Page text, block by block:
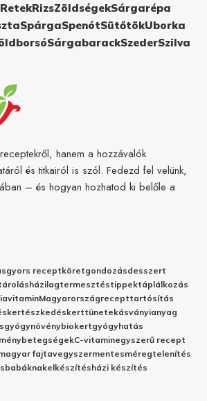
RetekRizsZöldségekSárgarépa
SpárgaSpenótSütőtökUborka
SárgabarackSzederSzilva
hanem a hozzávalók
és titkairól is szól. Fedezd fel velünk,
– és hogyan hozhatod ki belőle a
gyors receptköretgondozásdesszert
házilagtermesztéstippektáplálkozás
vitaminMagyarországrecepttartósítás
kertészkedéskerttünetekásványianyag
gyógynövénybiokertgyógyhatás
betegségekC-vitaminegyszerű recept
fajtavegyszermentesméregtelenítés
babáknakelkészítésházi készítés